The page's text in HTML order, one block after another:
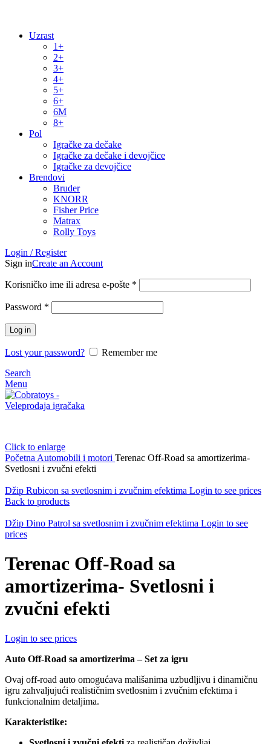
Uzrast
1+
2+
3+
4+
5+
6+
6M
8+
Pol
Igračke za dečake
Igračke za dečake i devojčice
Igračke za devojčice
Brendovi
Bruder
KNORR
Fisher Price
Matrax
Rolly Toys
Login / Register
Sign inCreate an Account
Korisničko ime ili adresa e-pošte *
Password *
Log in
Lost your password?
Remember me
Search
Menu
Click to enlarge
Početna Automobili i motori Terenac Off-Road sa amortizerima-
Svetlosni i zvučni efekti
Džip Rubicon sa svetlosnim i zvučnim efektima Login to see prices
Back to products
Džip Dino Patrol sa svetlosnim i zvučnim efektima Login to see
prices
Terenac Off-Road sa
amortizerima- Svetlosni i
zvučni efekti
Login to see prices
Auto Off-Road sa amortizerima – Set za igru
Ovaj off-road auto omogućava mališanima uzbudljivu i dinamičnu
igru zahvaljujući realističnim svetlosnim i zvučnim efektima i
funkcionalnim detaljima.
Karakteristike: